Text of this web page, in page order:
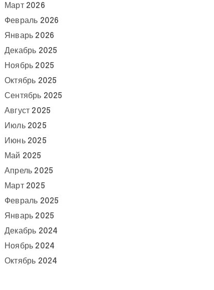
Март 2026
Февраль 2026
Январь 2026
Декабрь 2025
Ноябрь 2025
Октябрь 2025
Сентябрь 2025
Август 2025
Июль 2025
Июнь 2025
Май 2025
Апрель 2025
Март 2025
Февраль 2025
Январь 2025
Декабрь 2024
Ноябрь 2024
Октябрь 2024